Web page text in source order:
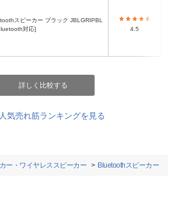
対応]
4.5
詳しく比較する
気売れ筋ランキングを見る
ー・ワイヤレススピーカー Bluetoothスピーカー